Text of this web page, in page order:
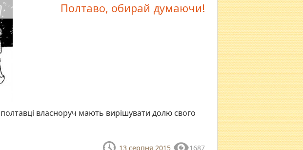
Полтаво, обирай думаючи!
власноруч мають вирішувати долю свого
13 серпня 2015 1687